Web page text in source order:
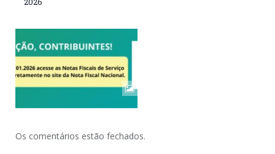
Os comentários estão fechados.